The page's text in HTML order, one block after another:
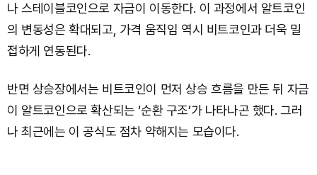
나 스테이블코인으로 자금이 이동한다. 이 과정에서 알트코인
의 변동성은 확대되고, 가격 움직임 역시 비트코인과 더욱 밀
접하게 연동된다.
반면 상승장에서는 비트코인이 먼저 상승 흐름을 만든 뒤 자금
이 알트코인으로 확산되는 ‘순환 구조’가 나타나곤 했다. 그러
나 최근에는 이 공식도 점차 약해지는 모습이다.